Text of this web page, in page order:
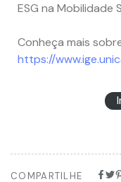
ESG na Mobilidade
Conheça mais
https://
COMPARTILHE